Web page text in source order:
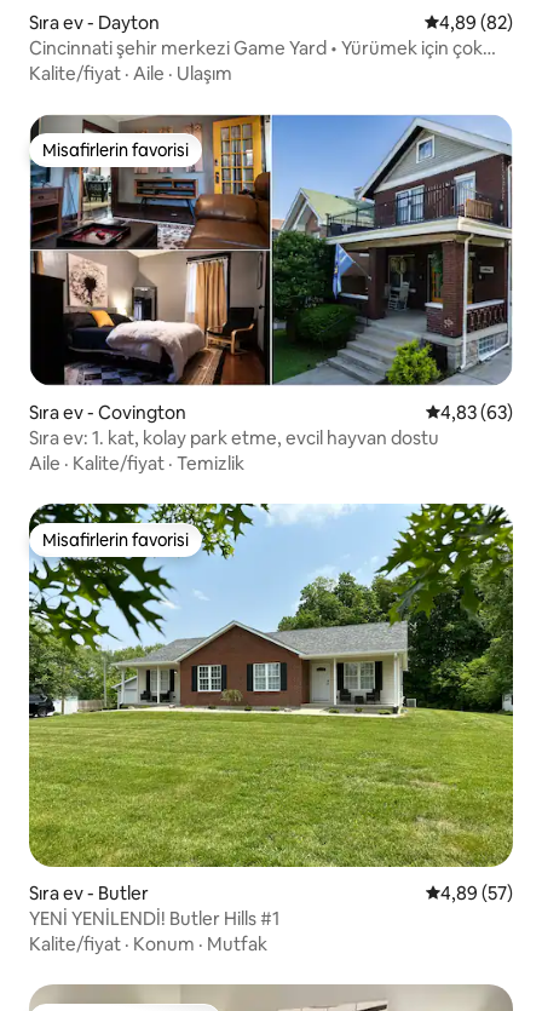
Sıra ev - Dayton 5 üzerinden
4,89 (82)
Cincinnati şehir merkezi Game Yard • Yürümek için çok
uygun
Kalite/fiyat · Aile · Ulaşım
Misafirlerin favorisi
Misafirlerin favorisi
Sıra ev - Covington 5 üzerinden
4,83 (63)
Sıra ev: 1. kat, kolay park etme, evcil hayvan dostu
Aile · Kalite/fiyat · Temizlik
Misafirlerin favorisi
Misafirlerin favorisi
Sıra ev - Butler 5 üzerinden
4,89 (57)
YENİ YENİLENDİ! Butler Hills #1
Kalite/fiyat · Konum · Mutfak